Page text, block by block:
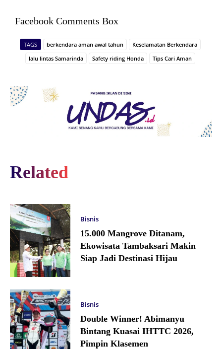
Related
Bisnis
15.000 Mangrove Ditanam,
Ekowisata Tambaksari Makin
Siap Jadi Destinasi Hijau
Bisnis
Double Winner! Abimanyu
Bintang Kuasai IHTTC 2026,
Pimpin Klasemen
Facebook Comments Box
TAGS berkendara aman awal tahun
Keselamatan Berkendara
lalu lintas Samarinda
Safety riding Honda Tips Cari Aman